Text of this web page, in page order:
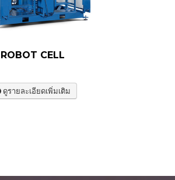
ROBOT CELL
ดูรายละเอียดเพิ่มเติม